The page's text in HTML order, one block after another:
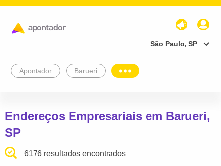
São Paulo, SP
Apontador Barueri
Endereços Empresariais em Barueri,
SP
6176 resultados encontrados